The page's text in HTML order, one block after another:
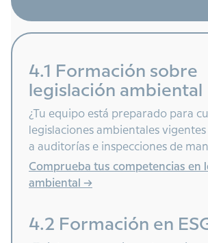
4.1 Formación sobre
legislación ambiental
¿Tu equipo está preparado para
legislaciones ambientales
a auditorías e inspecciones de
Comprueba tus competencias en
ambiental ->
4.2 Formación en